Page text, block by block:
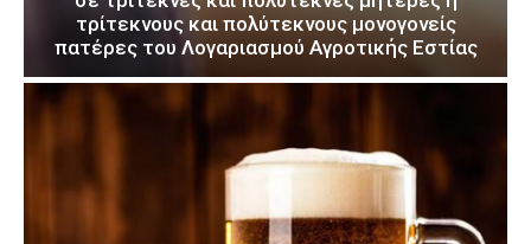
τρίτεκνους και πολύτεκνους μονογονείς
πατέρες του Λογαριασμού Αγροτικής Εστίας